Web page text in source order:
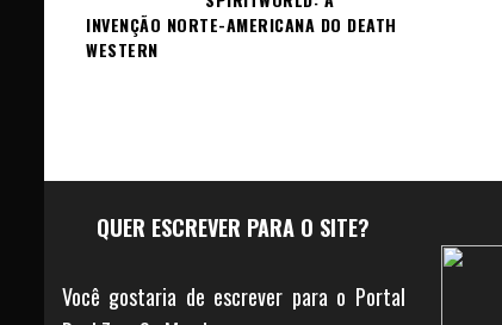
INVENÇÃO NORTE-AMERICANA DO DEATH
WESTERN
QUER ESCREVER PARA O SITE?
Você gostaria de escrever para o Portal